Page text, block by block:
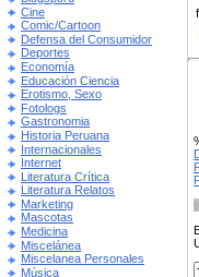
Cine
Comic/Cartoon
Defensa del Consumidor
Deportes
Economía
Educación Ciencia
Erotismo, Sexo
Fotologs
Gastronomia
Historia Peruana
Internacionales
Internet
Literatura Crítica
Literatura Relatos
Marketing
Mascotas
Medicina
Miscelánea
Miscelanea Personales
Música